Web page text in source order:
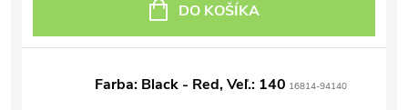
DO KOŠÍKA
Farba: Black - Red, Veľ.: 140 16814-94140